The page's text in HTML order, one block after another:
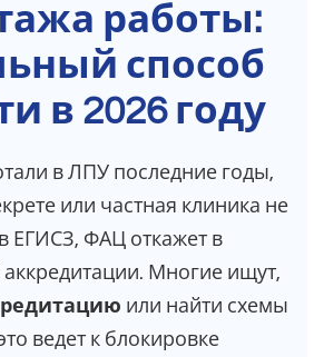
работы:
способ
в 2026 году
в ЛПУ последние годы,
или частная клиника не
ЕГИСЗ, ФАЦ откажет в
Многие ищут,
или найти схемы
ведет к блокировке